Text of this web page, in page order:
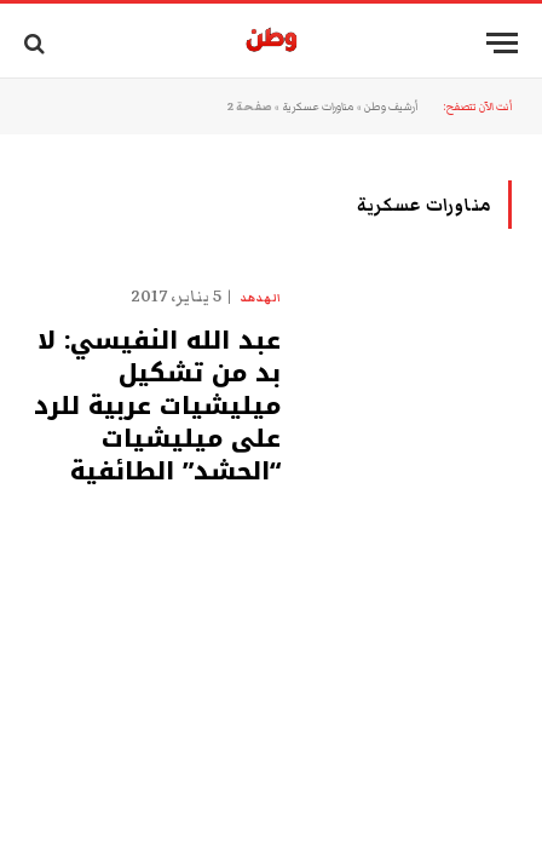
أنت الآن تتصفح: أرشيف وطن » مناورات عسكرية » صفحة 2
مناورات عسكرية
الهدهد 5 يناير، 2017
عبد الله النفيسي: لا
بد من تشكيل
ميليشيات عربية للرد
على ميليشيات
“الحشد” الطائفية